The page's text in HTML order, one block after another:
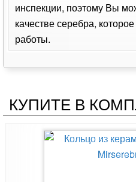
инспекции, поэтому Вы
качестве серебра,
работы.
КУПИТЕ В